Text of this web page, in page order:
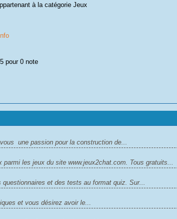
à la catégorie Jeux
pour 0 note
une passion pour la construction de...
les jeux du site www.jeux2chat.com. Tous gratuits...
et des tests au format quiz. Sur...
et vous désirez avoir le...